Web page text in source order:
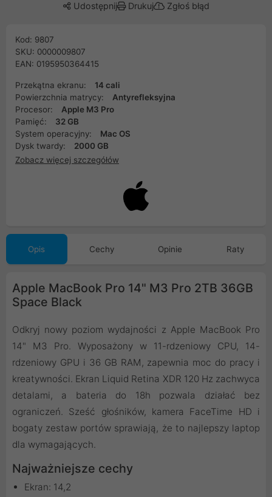
Udostępnij Drukuj Zgłoś błąd
Kod: 9807
SKU: 0000009807
EAN: 0195950364415
Przekątna ekranu:
14 cali
Powierzchnia matrycy:
Antyrefleksyjna
Procesor:
Apple M3 Pro
Pamięć:
32 GB
System operacyjny:
Mac OS
Dysk twardy:
2000 GB
Zobacz więcej szczegółów
Opis Cechy Opinie Raty
Apple MacBook Pro 14" M3 Pro 2TB 36GB
Space Black
Odkryj nowy poziom wydajności z Apple MacBook Pro
14" M3 Pro. Wyposażony w 11-rdzeniowy CPU, 14-
rdzeniowy GPU i 36 GB RAM, zapewnia moc do pracy i
kreatywności. Ekran Liquid Retina XDR 120 Hz zachwyca
detalami, a bateria do 18h pozwala działać bez
ograniczeń. Sześć głośników, kamera FaceTime HD i
bogaty zestaw portów sprawiają, że to najlepszy laptop
dla wymagających.
Najważniejsze cechy
Ekran: 14,2